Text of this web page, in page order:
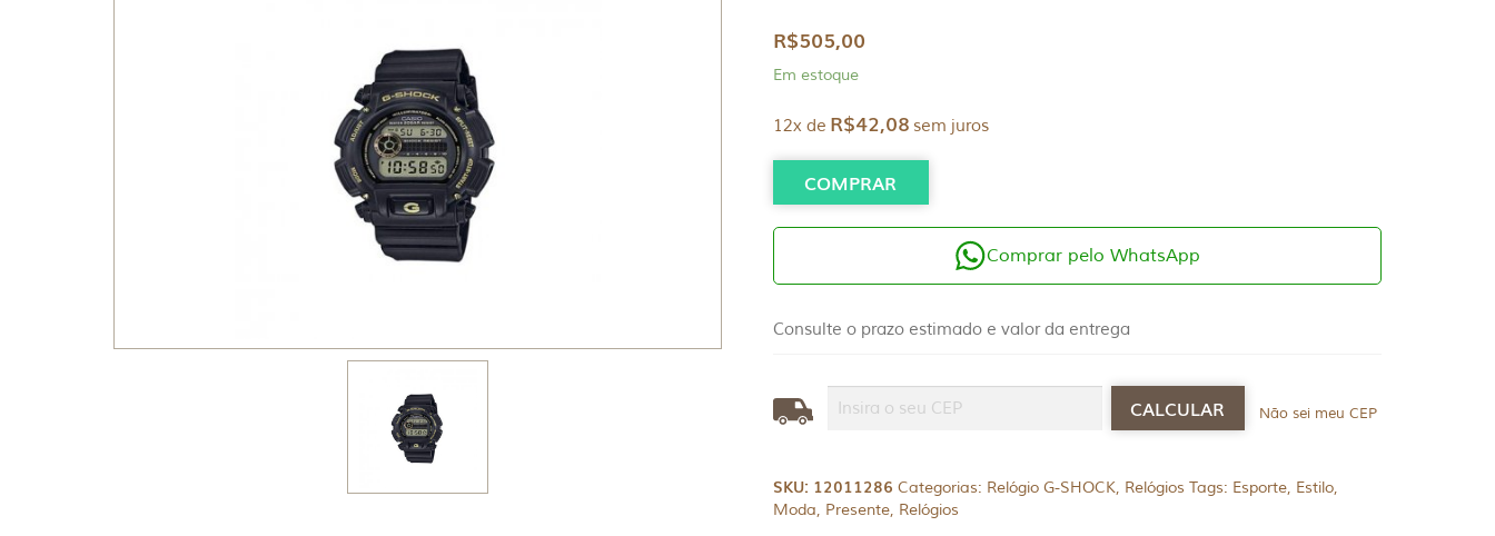
R$505,00
Em estoque
12x de R$42,08 sem juros
COMPRAR
Comprar pelo WhatsApp
Consulte o prazo estimado e valor da entrega
Não sei meu CEP
SKU: 12011286 Categorias: Relógio G-SHOCK, Relógios Tags: Esporte, Estilo,
Moda, Presente, Relógios